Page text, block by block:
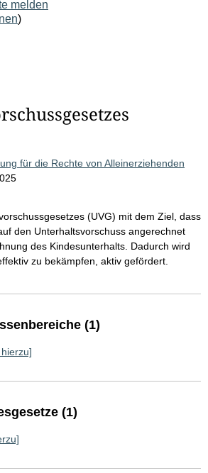
melden
)
für die Rechte von Alleinerziehenden
(UVG) mit dem Ziel, dass
den Unterhaltsvorschuss angerechnet
des Kindesunterhalts. Dadurch wird
zu bekämpfen, aktiv gefördert.
(1)
(1)